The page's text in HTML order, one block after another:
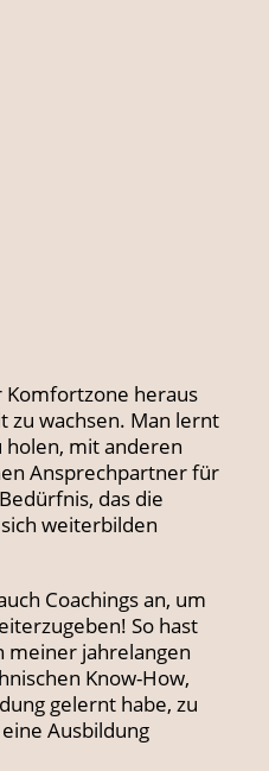
Komfortzone heraus
zu wachsen. Man lernt
holen, mit anderen
Ansprechpartner für
das die
weiterbilden
Coachings an, um
So hast
meiner jahrelangen
Know-How,
gelernt habe, zu
Ausbildung